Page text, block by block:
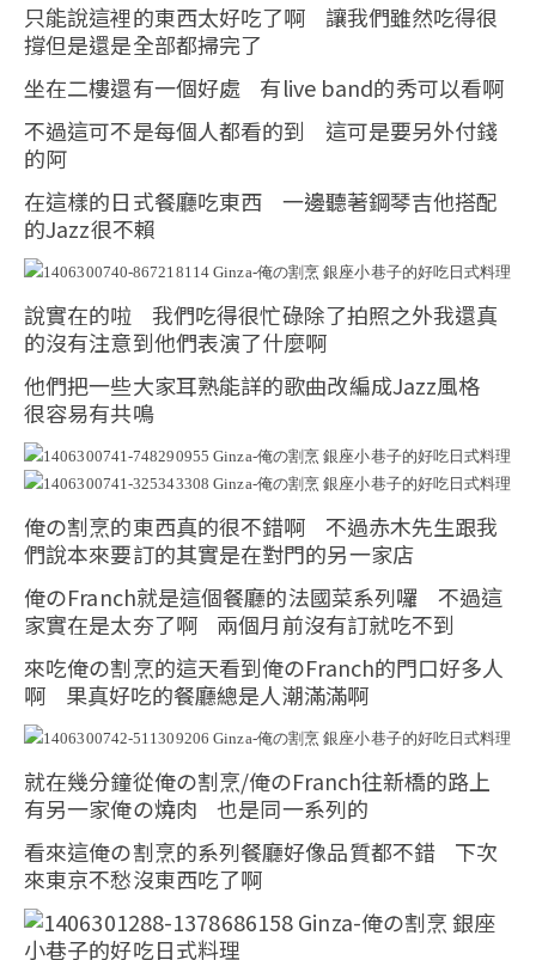
只能說這裡的東西太好吃了啊 讓我們雖然吃得很
撐但是還是全部都掃完了
坐在二樓還有一個好處 有live band的秀可以看啊
不過這可不是每個人都看的到 這可是要另外付錢
的阿
在這樣的日式餐廳吃東西 一邊聽著鋼琴吉他搭配
的Jazz很不賴
說實在的啦 我們吃得很忙碌除了拍照之外我還真
的沒有注意到他們表演了什麼啊
他們把一些大家耳熟能詳的歌曲改編成Jazz風格
很容易有共鳴
俺の割烹的東西真的很不錯啊 不過赤木先生跟我
們說本來要訂的其實是在對門的另一家店
俺のFranch就是這個餐廳的法國菜系列囉 不過這
家實在是太夯了啊 兩個月前沒有訂就吃不到
來吃俺の割烹的這天看到俺のFranch的門口好多人
啊 果真好吃的餐廳總是人潮滿滿啊
就在幾分鐘從俺の割烹/俺のFranch往新橋的路上
有另一家俺の燒肉 也是同一系列的
看來這俺の割烹的系列餐廳好像品質都不錯 下次
來東京不愁沒東西吃了啊